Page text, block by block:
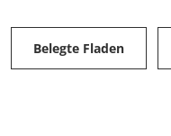
Belegte Fladen